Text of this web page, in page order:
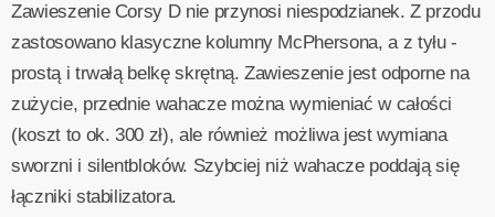
Zawieszenie Corsy D nie przynosi niespodzianek. Z przodu
zastosowano klasyczne kolumny McPhersona, a z tyłu -
prostą i trwałą belkę skrętną. Zawieszenie jest odporne na
zużycie, przednie wahacze można wymieniać w całości
(koszt to ok. 300 zł), ale również możliwa jest wymiana
sworzni i silentbloków. Szybciej niż wahacze poddają się
łączniki stabilizatora.